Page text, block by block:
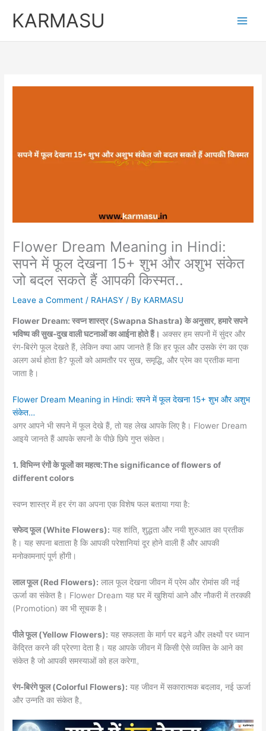
KARMASU
Flower Dream Meaning in Hindi:
सपने में फूल देखना 15+ शुभ और अशुभ संकेत
जो बदल सकते हैं आपकी किस्मत..
Leave a Comment / RAHASY / By KARMASU
Flower Dream: स्वप्न शास्त्र (Swapna Shastra) के अनुसार, हमारे सपने
भविष्य की सुख-दुख वाली घटनाओं का आईना होते हैं। अक्सर हम सपनों में सुंदर और
रंग-बिरंगे फूल देखते हैं, लेकिन क्या आप जानते हैं कि हर फूल और उसके रंग का एक
अलग अर्थ होता है? फूलों को आमतौर पर सुख, समृद्धि, और प्रेम का प्रतीक माना
जाता है।
Flower Dream Meaning in Hindi: सपने में फूल देखना 15+ शुभ और अशुभ
संकेत…
अगर आपने भी सपने में फूल देखे हैं, तो यह लेख आपके लिए है। Flower Dream
आइये जानते हैं आपके सपनों के पीछे छिपे गुप्त संकेत।
1. विभिन्न रंगों के फूलों का महत्व:The significance of flowers of
different colors
स्वप्न शास्त्र में हर रंग का अपना एक विशेष फल बताया गया है:
सफेद फूल (White Flowers): यह शांति, शुद्धता और नयी शुरुआत का प्रतीक
है। यह सपना बताता है कि आपकी परेशानियां दूर होने वाली हैं और आपकी
मनोकामनाएं पूर्ण होंगी।
लाल फूल (Red Flowers): लाल फूल देखना जीवन में प्रेम और रोमांस की नई
ऊर्जा का संकेत है। Flower Dream यह घर में खुशियां आने और नौकरी में तरक्की
(Promotion) का भी सूचक है।
पीले फूल (Yellow Flowers): यह सफलता के मार्ग पर बढ़ने और लक्ष्यों पर ध्यान
केंद्रित करने की प्रेरणा देता है। यह आपके जीवन में किसी ऐसे व्यक्ति के आने का
संकेत है जो आपकी समस्याओं को हल करेगा。
रंग-बिरंगे फूल (Colorful Flowers): यह जीवन में सकारात्मक बदलाव, नई ऊर्जा
और उन्नति का संकेत है。
price